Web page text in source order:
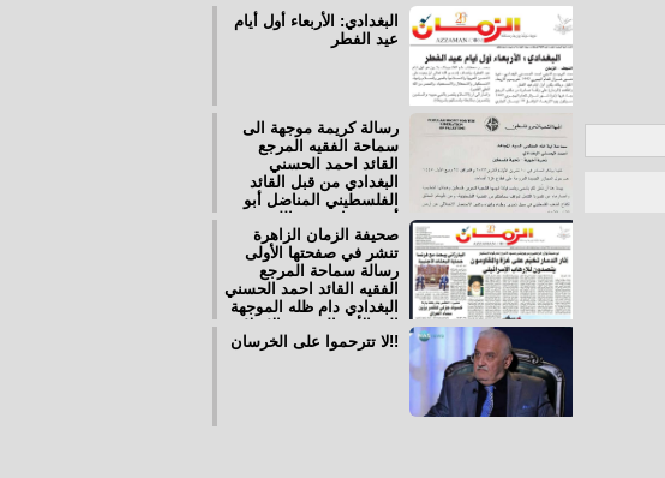
البغدادي: الأربعاء أول أيام
عيد الفطر
رسالة كريمة موجهة الى
سماحة الفقيه المرجع
القائد احمد الحسني
البغدادي من قبل القائد
الفلسطيني المناضل أبو
أحمد فؤاد عضو اللجنة
المركزية العامة للجبهة
الشعبية لتحرير فلسطين
صحيفة الزمان الزاهرة
تنشر في صفحتها الأولى
رسالة سماحة المرجع
الفقيه القائد احمد الحسني
البغدادي دام ظله الموجهة
إلى الأمة العربية والاسلامية
لا تترحموا على الخرسان!!